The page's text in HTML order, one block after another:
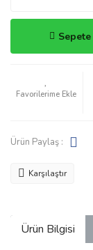
Ürün Paylaş :
Karşılaştır
Ürün Bilgisi